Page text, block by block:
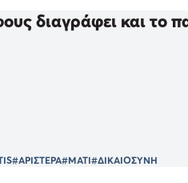
διαγράφει και το
#ΑΡΙΣΤΕΡΑ#ΜΑΤΙ#ΔΙΚΑΙΟΣΥΝΗ